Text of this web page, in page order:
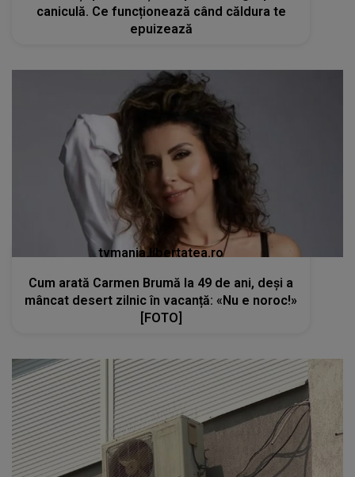
caniculă. Ce funcționează când căldura te
epuizează
tvmania.libertatea.ro
Cum arată Carmen Brumă la 49 de ani, deși a
mâncat desert zilnic în vacanță: «Nu e noroc!»
[FOTO]